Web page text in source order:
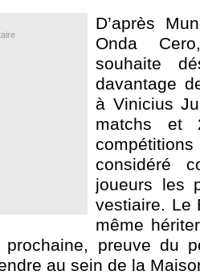
D’après
Onda
souhaite
davantage
à Vinicius
matchs et
considéré
joueurs les
vestiaire. Le
même
preuve du
au sein de la